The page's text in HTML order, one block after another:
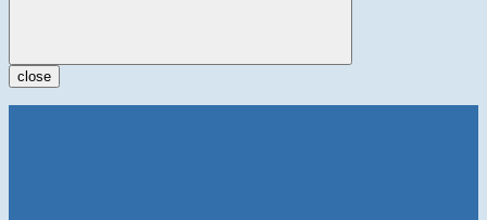
close